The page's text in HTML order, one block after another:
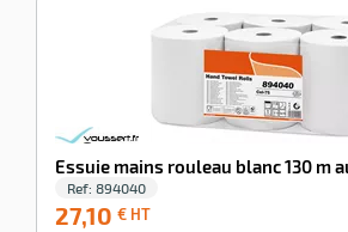
Essuie mains rouleau blanc 130 m
Ref: 894040
27,10 € HT